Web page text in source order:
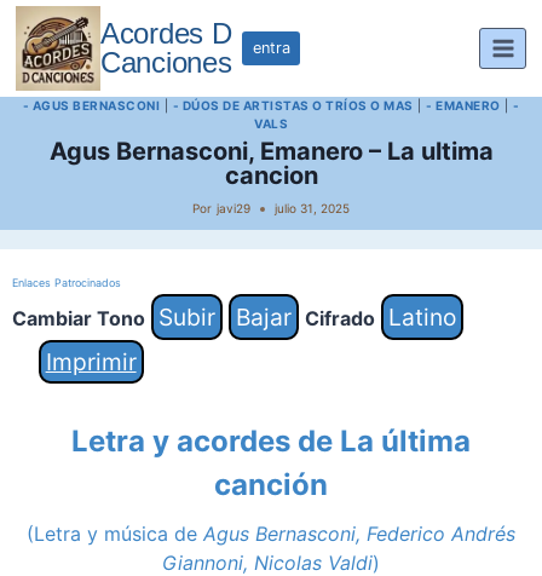
Saltar
contenido
Acordes D
Canciones
entra
- AGUS BERNASCONI - DÚOS DE ARTISTAS O TRÍOS O MAS - EMANERO
-
VALS
Agus Bernasconi, Emanero – La ultima
cancion
Por javi29 julio 31, 2025
Enlaces Patrocinados
Cambiar Tono Subir Bajar Cifrado
Latino
Imprimir
Letra y acordes de La última
canción
(Letra y música de Agus Bernasconi, Federico Andrés
Giannoni, Nicolas Valdi)